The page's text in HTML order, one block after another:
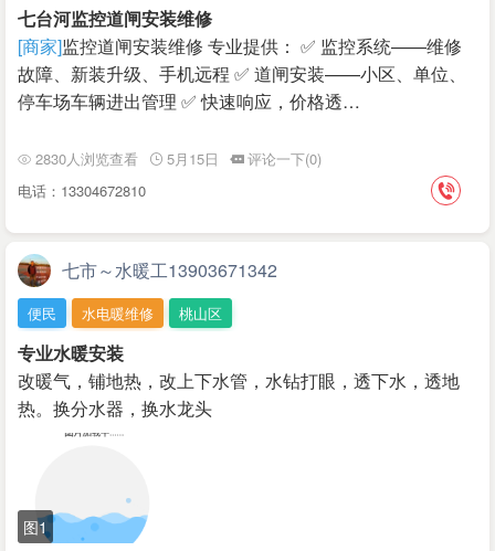
七台河监控道闸安装维修
[商家]监控道闸安装维修 专业提供： ✅ 监控系统——维修
故障、新装升级、手机远程 ✅ 道闸安装——小区、单位、
停车场车辆进出管理 ✅ 快速响应，价格透…
2830人浏览查看 5月15日
评论一下(0)
电话：13304672810
七市～水暖工13903671342
便民 水电暖维修 桃山区
专业水暖安装
改暖气，铺地热，改上下水管，水钻打眼，透下水，透地
热。换分水器，换水龙头
图1